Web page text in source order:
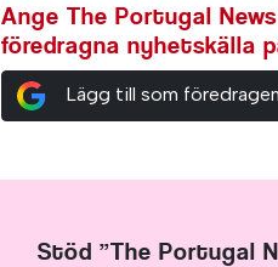
Ange The Portugal
föredragna nyhetskälla
Lägg till som
Stöd ”The Portugal